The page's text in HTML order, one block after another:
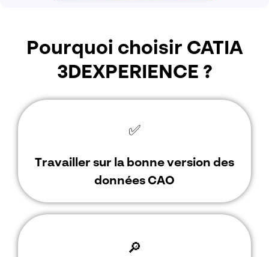
Pourquoi choisir CATIA
3DEXPERIENCE ?
✅
Travailler sur la bonne version des
données CAO
🔎